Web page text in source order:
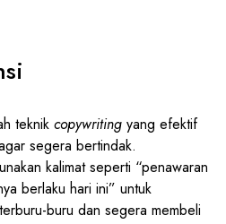
teknik copywriting yang efektif
segera bertindak.
kalimat seperti “penawaran
berlaku hari ini” untuk
buru dan segera membeli